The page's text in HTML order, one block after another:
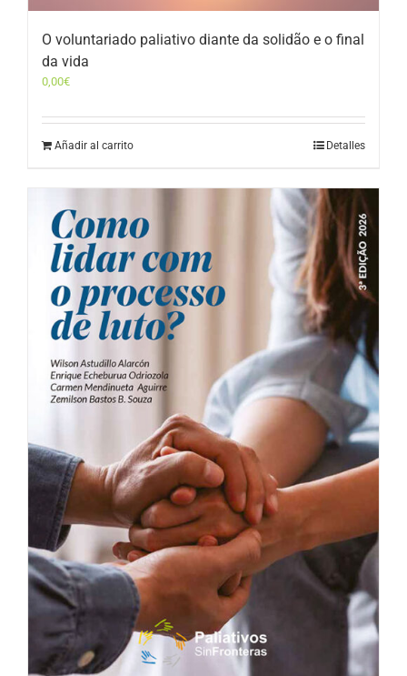
O voluntariado paliativo diante da solidão e o final
da vida
0,00€
Añadir al carrito Detalles